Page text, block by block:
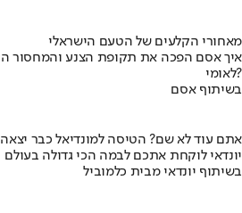
מאחורי הקלעים של הטעם הישראלי
לאומי?
בשיתוף אסם
אתם עוד לא שם? הטיסה למונדיאל כבר יצאה
יונדאי לוקחת אתכם לבמה הכי גדולה בעולם
בשיתוף יונדאי מבית כלמוביל